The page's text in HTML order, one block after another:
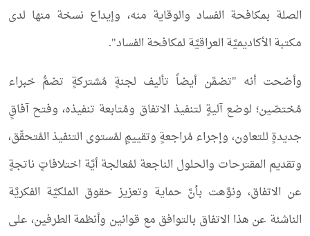
الصلة بمكافحة الفساد والوقاية منه، وإيداع نسخة منها لدى
مكتبة الأكاديميَّة العراقيَّة لمكافحة الفساد".
وأضحت أنه "تضمَّن أيضاً تأليف لجنةٍ مُشتركةٍ تضمُّ خبراء
مُختصّين؛ لوضع آليةٍ لتنفيذ الاتفاق ومُتابعة تنفيذه، وفتح آفاقٍ
جديدةٍ للتعاون، وإجراء مُراجعةٍ وتقييمٍ لمُستوى التنفيذ المُتحقّق،
وتقديم المقترحات والحلول الناجعة لمُعالجة أيَّة اختلافاتٍ ناتجةٍ
عن الاتفاق، ونوَّهت بأنَّ حماية وتعزيز حقوق الملكيَّة الفكريَّة
الناشئة عن هذا الاتفاق بالتوافق مع قوانين وأنظمة الطرفين، على